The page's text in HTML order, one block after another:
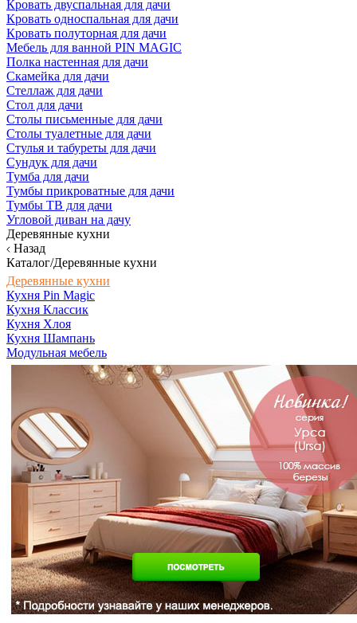
Кровать двуспальная для дачи
Кровать односпальная для дачи
Кровать полуторная для дачи
Мебель для ванной PIN MAGIC
Полка настенная для дачи
Скамейка для дачи
Стеллаж для дачи
Стол для дачи
Столы письменные для дачи
Столы туалетные для дачи
Стулья и табуреты для дачи
Сундук для дачи
Тумба для дачи
Тумбы прикроватные для дачи
Тумбы ТВ для дачи
Угловой диван на дачу
Деревянные кухни
Назад
Каталог/Деревянные кухни
Деревянные кухни
Кухня Pin Magic
Кухня Классик
Кухня Хлоя
Кухня Шампань
Модульная мебель